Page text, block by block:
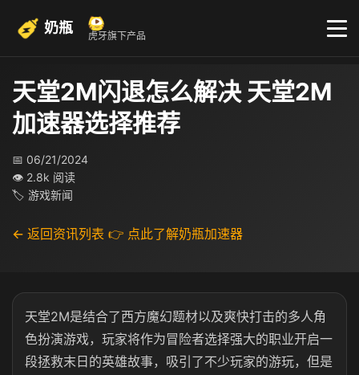
奶瓶 虎牙旗下产品
天堂2M闪退怎么解决 天堂2M
加速器选择推荐
📅 06/21/2024
👁 2.8k 阅读
🏷 游戏新闻
← 返回资讯列表 👉 点此了解奶瓶加速器
天堂2M是结合了西方魔幻题材以及爽快打击的多人角
色扮演游戏，玩家将作为冒险者选择强大的职业开启一
段拯救末日的英雄故事，吸引了不少玩家的游玩，但是